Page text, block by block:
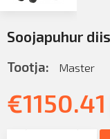
Soojapuhur
Tootja: Master
€1150.41